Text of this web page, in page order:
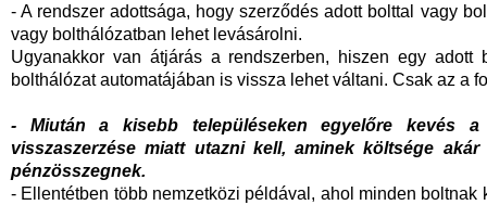
- A rendszer adottsága, hogy szerződés adott bolttal vagy
vagy bolthálózatban lehet levásárolni.
Ugyanakkor van átjárás a rendszerben, hiszen egy adott
bolthálózat automatájában is vissza lehet váltani. Csak az a
- Miután a kisebb településeken egyelőre kevés
visszaszerzése miatt utazni kell, aminek költsége
pénzösszegnek.
- Ellentétben több nemzetközi példával, ahol minden